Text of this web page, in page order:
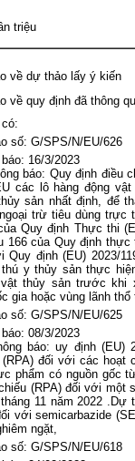
triệu
về dự thảo lấy ý kiến
về quy định đã thông
số: G/SPS/N/EU/626
16/3/2023
báo: Quy định điều
các lô hàng động
sản nhất định, để
trừ tiêu dùng trực
Quy định Thực thi
166 của Quy định
Quy định (EU) 2023/
thú y thủy sản thực
vật thủy sản trước khi
gia hoặc vùng lãnh
số: G/SPS/N/EU/625
08/3/2023
báo: uy định (EU)
(RPA) đối với các
phẩm có nguồn gốc
(RPA) đối với
11 năm 2022 .Dự
với semicarbazide
ngặt,
số: G/SPS/N/EU/618